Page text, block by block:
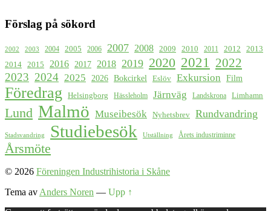
Förslag på sökord
2002 2003 2004 2005 2006 2007 2008 2009 2010 2011 2012
2013
2014
2015 2016 2017 2018 2019 2020 2021 2022
2023 2024 2025 2026 Bokcirkel Eslöv Exkursion Film
Föredrag Helsingborg Hässleholm Järnväg Landskrona Limhamn
Lund Malmö Museibesök Nyhetsbrev Rundvandring
Stadsvandring Studiebesök Utställning Årets industriminne
Årsmöte
© 2026 Föreningen Industrihistoria i Skåne
Tema av Anders Noren — Upp ↑